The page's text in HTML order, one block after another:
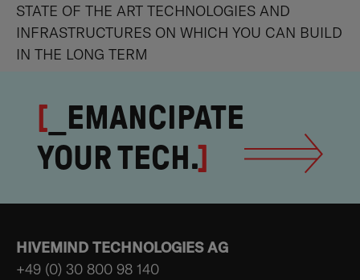
STATE OF THE ART TECHNOLOGIES AND
INFRASTRUCTURES ON WHICH YOU CAN BUILD
IN THE LONG TERM
[ _EMANCIPATE
YOUR TECH.]
HIVEMIND TECHNOLOGIES AG
+49 (0) 30 800 98 140